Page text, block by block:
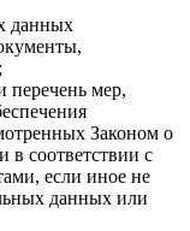
данных
перечень мер,
Законом о
соответствии с
если иное не
данных или